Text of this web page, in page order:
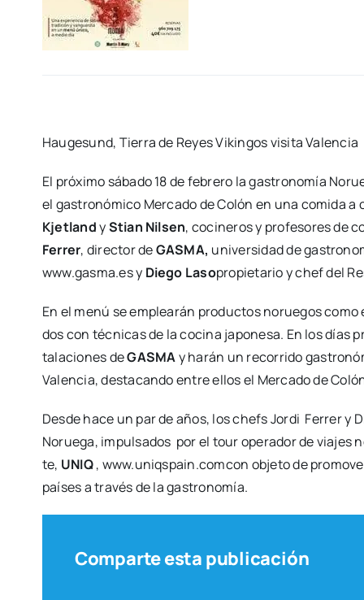
Hau­ge­sund, Tie­rra de Reyes Vikin­gos visi­ta Valen­cia
El pró­xi­mo sába­do 18 de febre­ro la gas­tro­no­mía
el gas­tro­nó­mi­co Mer­ca­do de Colón en una comi­da
KjetlandyStian Nil­sen, coci­ne­ros y pro­fe­so­res de
Ferrer, direc­tor deGASMA, uni­ver­si­dad de
www.gasma.es y Die­go Lasopro­pie­ta­rio y chef del
En el menú se emplea­rán pro­duc­tos norue­gos
dos con téc­ni­cas de la coci­na japo­ne­sa. En los
ta­la­cio­nes deGASMAy harán un reco­rri­do
Valen­cia, des­ta­can­do entre ellos el Mer­ca­do de
Des­de hace un par de años, los chefs Jor­di Ferrer y
Norue­ga, impul­sa­dos por el tour ope­ra­dor de via­jes
te, UNIQ, www.uniqspain.comcon obje­to de
paí­ses a tra­vés de la gas­tro­no­mía.
Comparte esta publicación